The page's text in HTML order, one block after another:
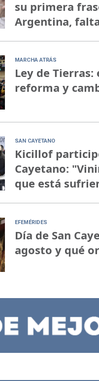
su primera
Argentina,
MARCHA ATRÁS
Ley de
reforma y
SAN CAYETANO
Kicillof
Cayetano:
que está
EFEMÉRIDES
Día de San
agosto y qué